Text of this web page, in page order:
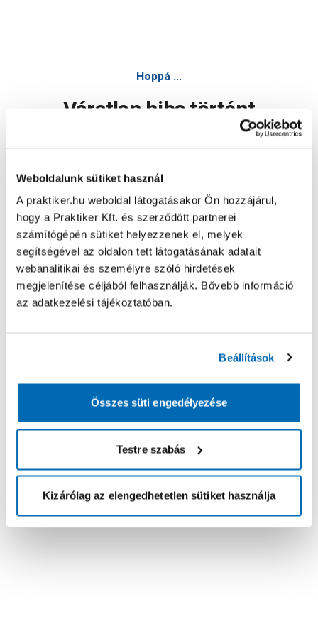
Weboldalunk sütiket használ
A praktiker.hu weboldal látogatásakor Ön hozzájárul,
hogy a Praktiker Kft. és szerződött partnerei
számítógépén sütiket helyezzenek el, melyek
segítségével az oldalon tett látogatásának adatait
webanalitikai és személyre szóló hirdetések
megjelenítése céljából felhasználják. Bővebb információ
az adatkezelési tájékoztatóban.
Beállítások
Összes süti engedélyezése
Testre szabás
Kizárólag az elengedhetetlen sütiket használja
Hoppá ...
Váratlan hiba történt
Oldal újratöltése